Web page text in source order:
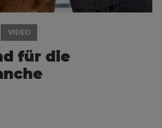
VIDEO
für die